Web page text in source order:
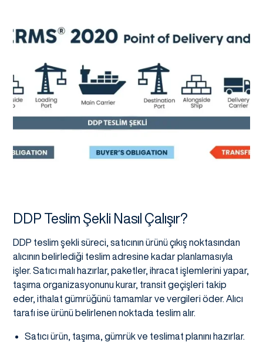
DDP Teslim Şekli Nasıl Çalışır?
DDP teslim şekli süreci, satıcının ürünü çıkış noktasından
alıcının belirlediği teslim adresine kadar planlamasıyla
işler. Satıcı malı hazırlar, paketler, ihracat işlemlerini yapar,
taşıma organizasyonunu kurar, transit geçişleri takip
eder, ithalat gümrüğünü tamamlar ve vergileri öder. Alıcı
tarafı ise ürünü belirlenen noktada teslim alır.
Satıcı ürün, taşıma, gümrük ve teslimat planını hazırlar.